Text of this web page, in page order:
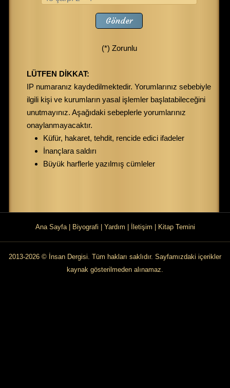
Gönder
(*) Zorunlu
LÜTFEN DİKKAT:
IP numaranız kaydedilmektedir. Yorumlarınız sebebiyle
ilgili kişi ve kurumların yasal işlemler başlatabileceğini
unutmayınız. Aşağıdaki sebeplerle yorumlarınız
onaylanmayacaktır.
Küfür, hakaret, tehdit, rencide edici ifadeler
İnançlara saldırı
Büyük harflerle yazılmış cümleler
Ana Sayfa| Biyografi Yardım İletişim Kitap Temini
2013-2026 © İnsan Dergisi. Tüm hakları saklıdır. Sayfamızdaki içerikler
kaynak gösterilmeden alınamaz.